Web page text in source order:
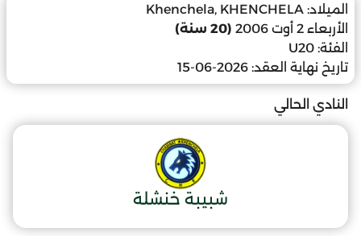
الميلاد: Khenchela, KHENCHELA
الأربعاء 2 أوت 2006
(20 سنة)
الفئة: U20
تاريخ نهاية العقد: 2026-06-15
النادي الحالي
شبيبة خنشلة